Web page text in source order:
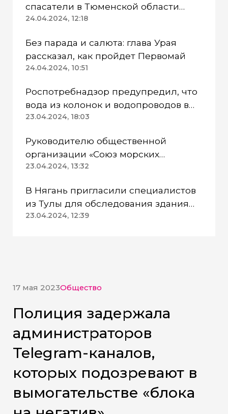
спасатели в Тюменской области
работают в две смены
24.04.2024, 12:18
Без парада и салюта: глава Урая
рассказал, как пройдет Первомай
24.04.2024, 10:51
Роспотребнадзор предупредил, что
вода из колонок и водопроводов в
Казанском районе непригодна для
23.04.2024, 18:03
Руководителю общественной
организации «Союз морских
пехотинцев» Югры вынесли
23.04.2024, 13:32
В Нягань пригласили специалистов
из Тулы для обследования здания
ДК «Геолог»
23.04.2024, 12:39
17 мая 2023Общество
Полиция задержала
администраторов
Telegram-каналов,
которых подозревают в
вымогательстве «блока